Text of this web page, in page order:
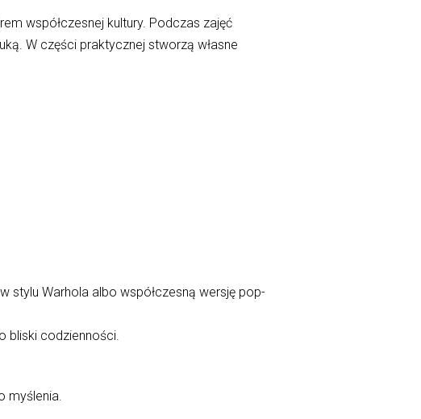
współczesnej kultury. Podczas zajęć
W części praktycznej stworzą własne
stylu Warhola albo współczesną wersję pop-
bliski codzienności.
myślenia.